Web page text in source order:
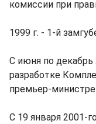
комиссии при
1999 г. - 1-й
С июня по декабрь
разработке
премьер-министре
С 19 января 2001-